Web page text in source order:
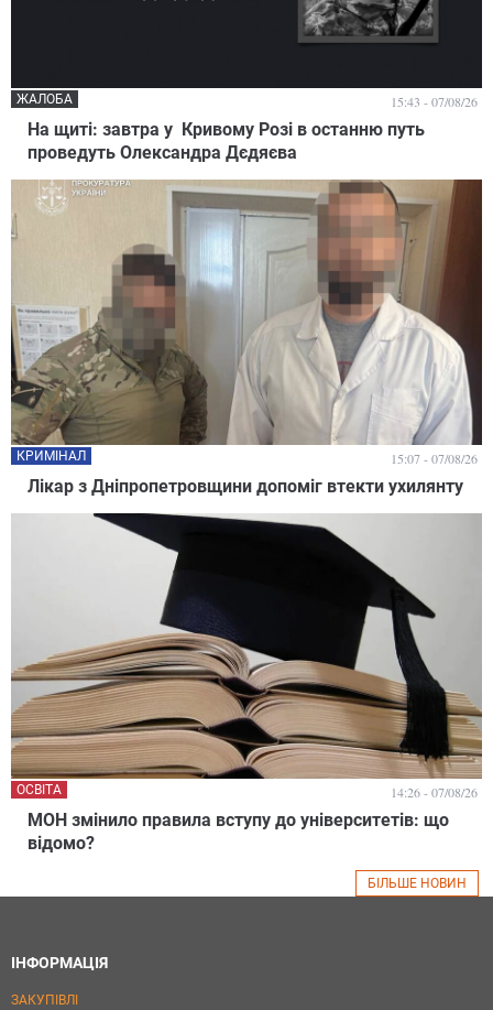
На щиті: завтра у Кривому Розі в останню путь
проведуть Олександра Дєдяєва
ЖАЛОБА 15:43 - 07/08/26
Лікар з Дніпропетровщини допоміг втекти ухилянту
КРИМІНАЛ 15:07 - 07/08/26
МОН змінило правила вступу до університетів: що
відомо?
ОСВІТА 14:26 - 07/08/26
БІЛЬШЕ НОВИН
ІНФОРМАЦІЯ
ЗАКУПІВЛІ